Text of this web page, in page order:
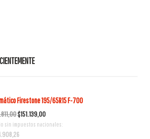
Firestone 195/65R15 F-700
El
precio
original
$151.139,00El
precio
sin impuestos nacionales: